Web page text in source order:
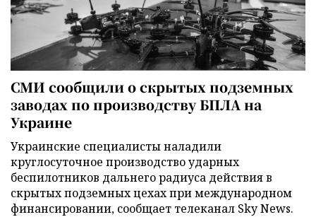
СМИ сообщили о скрытых подземных
заводах по производству БПЛА на
Украине
Украинские специалисты наладили
круглосуточное производство ударных
беспилотников дальнего радиуса действия в
скрытых подземных цехах при международном
финансировании, сообщает телеканал Sky News.